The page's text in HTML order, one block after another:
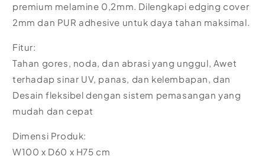
premium melamine 0,2mm. Dilengkapi edging cover
2mm dan PUR adhesive untuk daya tahan maksimal.
Fitur:
Tahan gores, noda, dan abrasi yang unggul, Awet
terhadap sinar UV, panas, dan kelembapan, dan
Desain fleksibel dengan sistem pemasangan yang
mudah dan cepat
Dimensi Produk:
W100 x D60 x H75 cm